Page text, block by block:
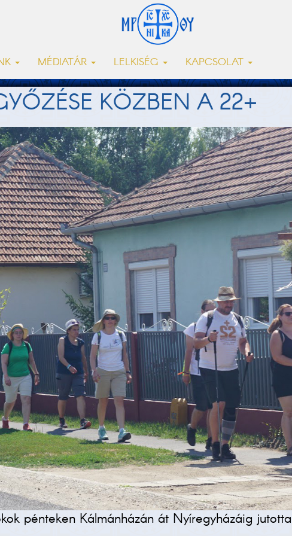
MÉDIATÁR LELKISÉG KAPCSOLAT
KÖZBEN A 22+
pénteken Kálmánházán át Nyíregyházáig